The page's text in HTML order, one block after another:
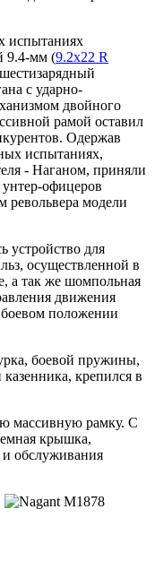
испытаниях
9.4-мм (9.2x22 R
с ударно-
двойного
рамой оставил
Одержав
испытаниях,
- Наганом, приняли
офицеров
револьвера модели
устройство для
осуществленной в
а так же шомпольная
движения
положении
боевой пружины,
крепился в
массивную рамку. С
крышка,
и обслуживания